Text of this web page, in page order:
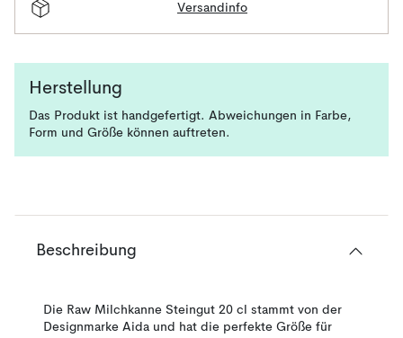
Versandinfo
Herstellung
Das Produkt ist handgefertigt. Abweichungen in Farbe,
Form und Größe können auftreten.
Beschreibung
Die Raw Milchkanne Steingut 20 cl stammt von der
Designmarke Aida und hat die perfekte Größe für